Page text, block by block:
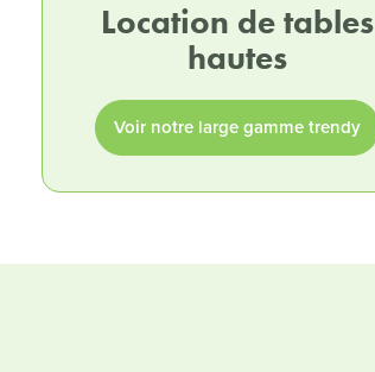
Location de tables
hautes
Voir notre large gamme trendy